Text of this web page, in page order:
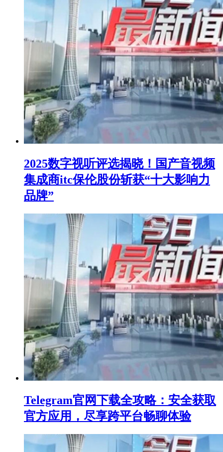
2025数字视听评选揭晓！国产音视频
集成商itc保伦股份斩获“十大影响力
品牌”
Telegram官网下载全攻略：安全获取
官方应用，尽享跨平台畅聊体验